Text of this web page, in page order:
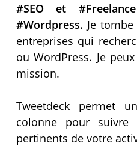
#SEO et
#Wordpress. Je
entreprises qui
ou WordPress. Je
mission.
Tweetdeck permet
colonne pour
pertinents de votre